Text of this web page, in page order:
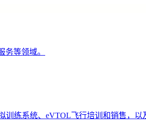
等领域。
练系统、eVTOL飞行培训和销售，以